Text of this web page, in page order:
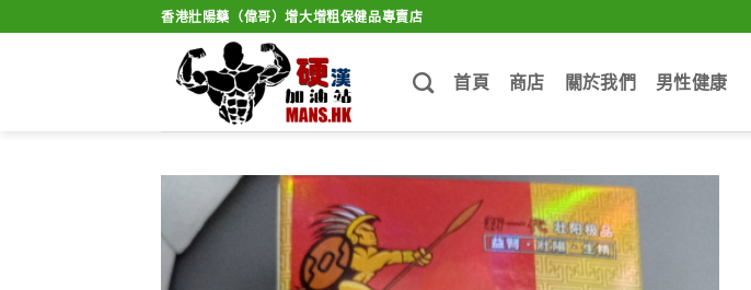
to
香港壯陽藥（偉哥）增大增粗保健品專賣店
首頁 商店 關於我們 男性健康